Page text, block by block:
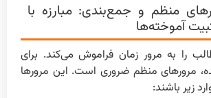
منظم و جمع‌بندی: مبارزه با
آموخته‌ها
را به مرور زمان فراموش می‌کند. برای
مرورهای منظم ضروری است. این مرورها
زیر باشند: